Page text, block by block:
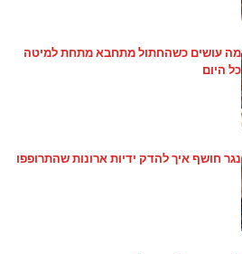
מה עושים כשהחתול מתחבא מתחת למיטה
כל היום
נגר חושף איך להדק ידיות ארונות שהתרופפו